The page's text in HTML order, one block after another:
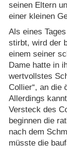
seinen Eltern
einer kleinen
Als eines
stirbt, wird der
einem seiner
Dame hatte in
wertvollstes
Collier“, an die
Allerdings
Versteck des
beginnen die
nach dem
müsste die